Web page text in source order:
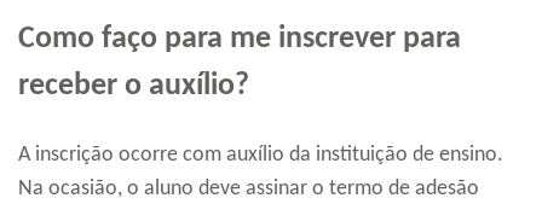
Como faço para me inscrever para
receber o auxílio?
A inscrição ocorre com auxílio da instituição de ensino.
Na ocasião, o aluno deve assinar o termo de adesão